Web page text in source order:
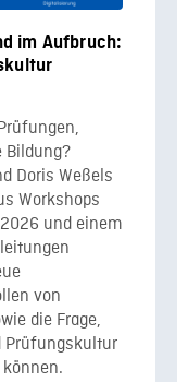
im Aufbruch:
Bildung?
Doris Weßels
Workshops
und einem
von
die Frage,
Prüfungskultur